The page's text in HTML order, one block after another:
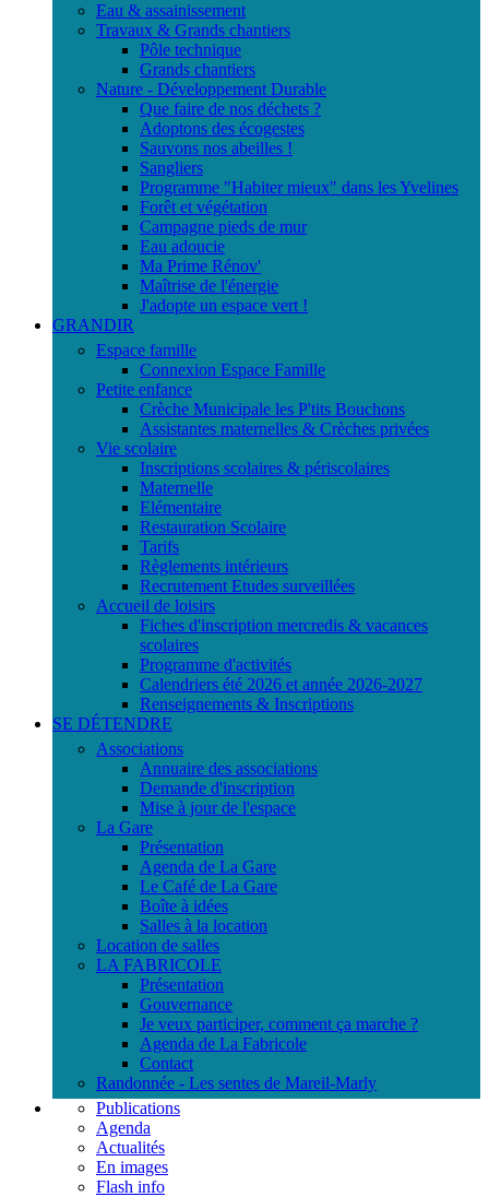
Eau & assainissement
Travaux & Grands chantiers
Pôle technique
Grands chantiers
Nature - Développement Durable
Que faire de nos déchets ?
Adoptons des écogestes
Sauvons nos abeilles !
Sangliers
Programme "Habiter mieux" dans les Yvelines
Forêt et végétation
Campagne pieds de mur
Eau adoucie
Ma Prime Rénov'
Maîtrise de l'énergie
J'adopte un espace vert !
GRANDIR
Espace famille
Connexion Espace Famille
Petite enfance
Crèche Municipale les P'tits Bouchons
Assistantes maternelles & Crèches privées
Vie scolaire
Inscriptions scolaires & périscolaires
Maternelle
Elémentaire
Restauration Scolaire
Tarifs
Règlements intérieurs
Recrutement Etudes surveillées
Accueil de loisirs
Fiches d'inscription mercredis & vacances
scolaires
Programme d'activités
Calendriers été 2026 et année 2026-2027
Renseignements & Inscriptions
SE DÉTENDRE
Associations
Annuaire des associations
Demande d'inscription
Mise à jour de l'espace
La Gare
Présentation
Agenda de La Gare
Le Café de La Gare
Boîte à idées
Salles à la location
Location de salles
LA FABRICOLE
Présentation
Gouvernance
Je veux participer, comment ça marche ?
Agenda de La Fabricole
Contact
Randonnée - Les sentes de Mareil-Marly
Publications
Agenda
Actualités
En images
Flash info